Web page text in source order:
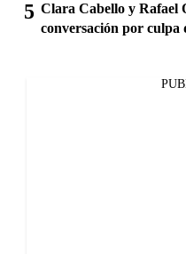
Clara Cabello y Rafael
conversación por culpa